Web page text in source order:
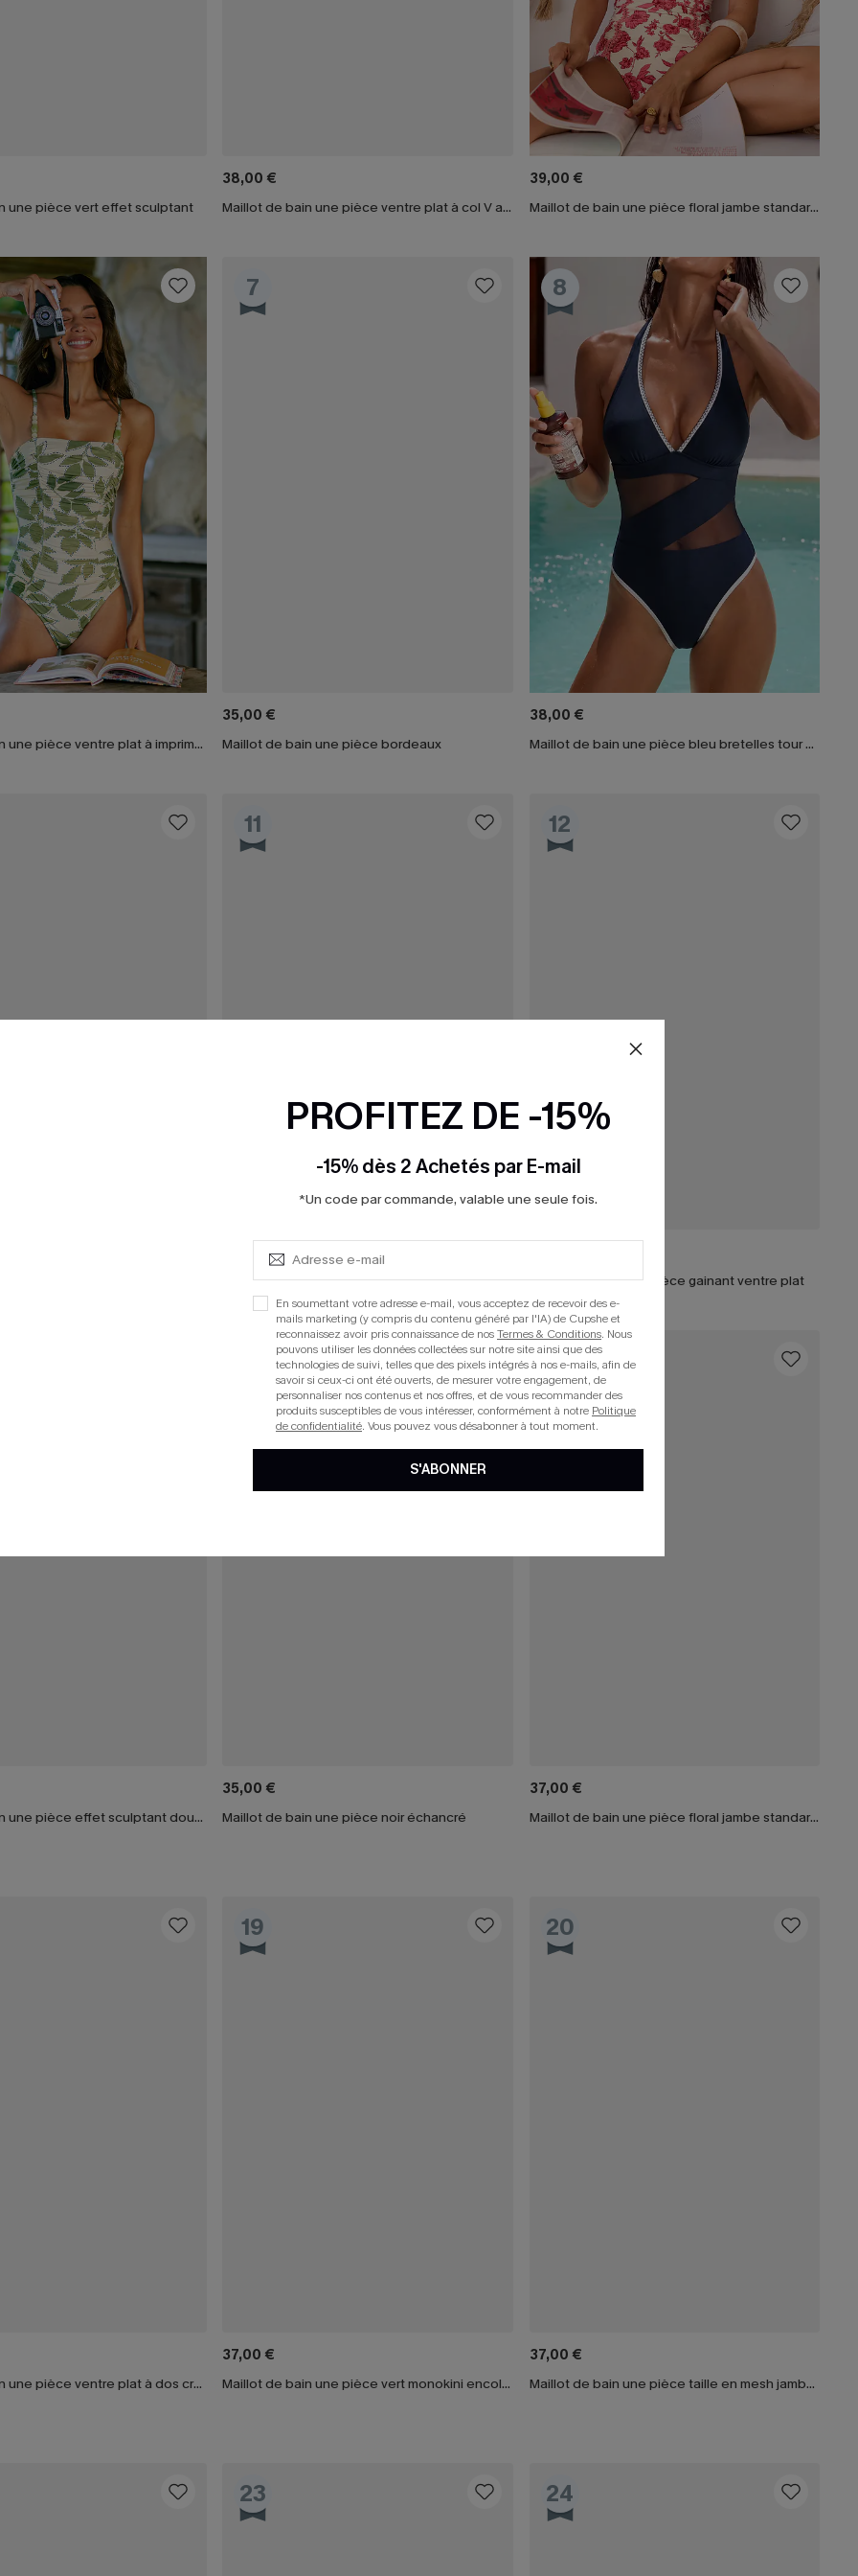
une pièce vert effet sculptant
38,00 €
Maillot de bain une pièce ventre plat à col V avec Mesh power
39,00 €
Maillot de bain une pièce floral jambe standard col plongeant
Maillot de bain une pièce ventre plat à imprimé ciel abstrait
7
35,00 €
Maillot de bain une pièce bordeaux
8
38,00 €
Maillot de bain une pièce bleu bretelles tour de cou
11
35,00 €
Maillot de bain une pièce à dos nu en mesh noir
12
Maillot de bain une pièce gainant ventre plat
Maillot de bain une pièce effet sculptant doux à col carré
35,00 €
Maillot de bain une pièce noir échancré
16
37,00 €
Maillot de bain une pièce floral jambe standard à col V
Maillot de bain une pièce ventre plat à dos croisé
19
37,00 €
Maillot de bain une pièce vert monokini encolure ronde
20
37,00 €
Maillot de bain une pièce taille en mesh jambe standard
23 24
PROFITEZ DE -15%
-15% dès 2 Achetés par E-mail
*Un code par commande, valable une seule fois.
En soumettant votre adresse e-mail, vous acceptez de recevoir des e-
mails marketing (y compris du contenu généré par l'IA) de Cupshe et
reconnaissez avoir pris connaissance de nosTermes & Conditions. Nous
pouvons utiliser les données collectées sur notre site ainsi que des
technologies de suivi, telles que des pixels intégrés à nos e-mails, afin de
savoir si ceux-ci ont été ouverts, de mesurer votre engagement, de
personnaliser nos contenus et nos offres, et de vous recommander des
produits susceptibles de vous intéresser, conformément à notre Politique
de confidentialité. Vous pouvez vous désabonner à tout moment.
S'ABONNER